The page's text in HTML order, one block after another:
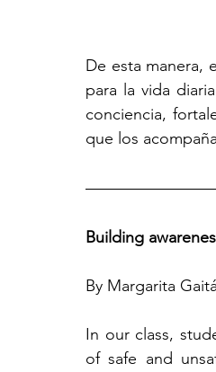
De esta manera,
para la vida
conciencia,
que los
Building
By Margarita
In our class,
of safe and